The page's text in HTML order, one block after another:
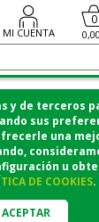
y de terceros
sus
una
u
DE COOKIES.
ACEPTAR
MI CUENTA
0
prefieres te
a casa